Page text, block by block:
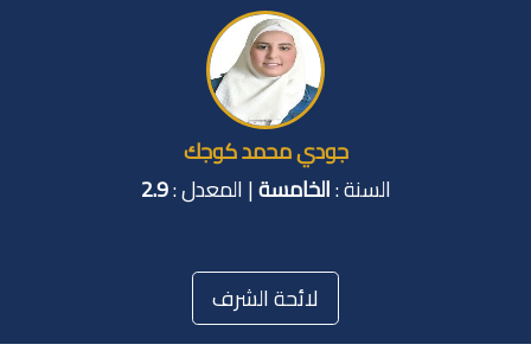
جودي محمد كوجك
السنة :الخامسة| المعدل :2.9
لائحة الشرف